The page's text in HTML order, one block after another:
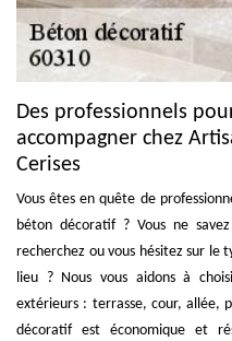
Des professionnels
accompagner chez
Cerises
Vous êtes en quête de
béton décoratif ? Vous ne
recherchez ou vous hésitez sur
lieu ? Nous vous aidons à
extérieurs : terrasse, cour, allée,
décoratif est économique et